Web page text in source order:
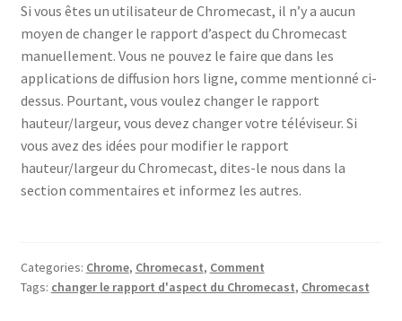
Si vous êtes un utilisateur de Chromecast, il n’y a aucun
moyen de changer le rapport d’aspect du Chromecast
manuellement. Vous ne pouvez le faire que dans les
applications de diffusion hors ligne, comme mentionné ci-
dessus. Pourtant, vous voulez changer le rapport
hauteur/largeur, vous devez changer votre téléviseur. Si
vous avez des idées pour modifier le rapport
hauteur/largeur du Chromecast, dites-le nous dans la
section commentaires et informez les autres.
Categories: Chrome, Chromecast, Comment
Tags: changer le rapport d'aspect du Chromecast, Chromecast